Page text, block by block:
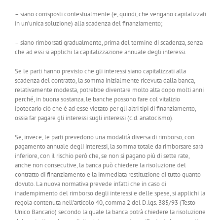
– siano corrisposti contestualmente (e, quindi, che vengano capitalizzati
in un’unica soluzione) alla scadenza del finanziamento;
– siano rimborsati gradualmente, prima del termine di scadenza, senza
che ad essi si applichi la capitalizzazione annuale degli interessi.
Se le parti hanno previsto che gli interessi siano capitalizzati alla
scadenza del contratto, la somma inizialmente ricevuta dalla banca,
relativamente modesta, potrebbe diventare molto alta dopo molti anni
perché, in buona sostanza, le banche possono fare col vitalizio
ipotecario ciò che è ad esse vietato per gli altri tipi di finanziamento,
ossia far pagare gli interessi sugli interessi (c.d. anatocismo).
Se, invece, le parti prevedono una modalità diversa di rimborso, con
pagamento annuale degli interessi, la somma totale da rimborsare sarà
inferiore, con il rischio però che, se non si pagano più di sette rate,
anche non consecutive, la banca può chiedere la risoluzione del
contratto di finanziamento e la immediata restituzione di tutto quanto
dovuto. La nuova normativa prevede infatti che in caso di
inadempimento del rimborso degli interessi e delle spese, si applichi la
regola contenuta nell’articolo 40, comma 2 del D.lgs. 385/93 (Testo
Unico Bancario) secondo la quale la banca potrà chiedere la risoluzione